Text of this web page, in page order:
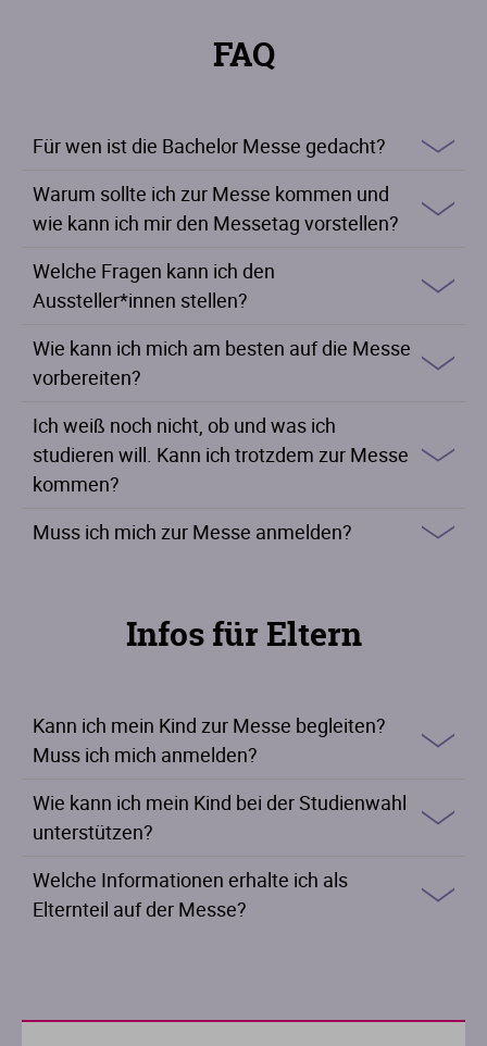
FAQ
Für wen ist die Bachelor Messe gedacht?
Warum sollte ich zur Messe kommen und
wie kann ich mir den Messetag vorstellen?
Welche Fragen kann ich den
Aussteller*innen stellen?
Wie kann ich mich am besten auf die Messe
vorbereiten?
Ich weiß noch nicht, ob und was ich
studieren will. Kann ich trotzdem zur Messe
kommen?
Muss ich mich zur Messe anmelden?
Infos für Eltern
Kann ich mein Kind zur Messe begleiten?
Muss ich mich anmelden?
Wie kann ich mein Kind bei der Studienwahl
unterstützen?
Welche Informationen erhalte ich als
Elternteil auf der Messe?